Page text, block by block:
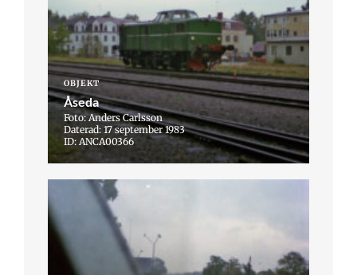
OBJEKT
Åseda
Foto: Anders Carlsson
Daterad: 17 september 1983
ID: ANCA00366